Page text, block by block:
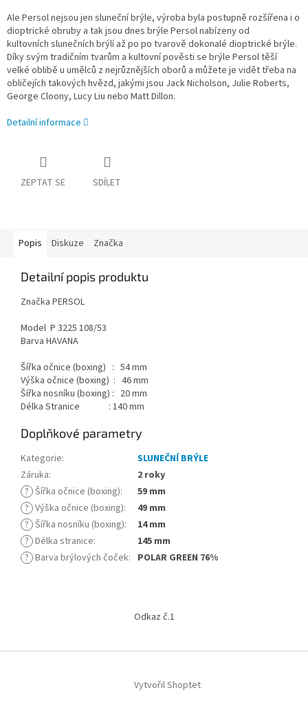
Ale Persol nejsou jen sluneční brýle, výroba byla postupně rozšířena i o
dioptrické obruby a tak jsou dnes brýle Persol nabízeny od
kultovních slunečních brýlí až po po tvarově dokonalé dioptrické brýle.
Díky svým tradičním tvarům a kultovní pověsti se brýle Persol těší
velké oblibě u umělců z nejrůznějších oborů a můžete je vidět třeba na
obličejích takových hvězd, jakými jsou Jack Nicholson, Julie Roberts,
George Cloony, Lucy Liu nebo Matt Dillon.
Detailní informace
ZEPTAT SE SDÍLET
Popis Diskuze Značka
Detailní popis produktu
Značka PERSOL
Model P 3225 108/53
Barva HAVANA
Šířka očnice (boxing) : 54 mm
Výška očnice (boxing) : 46 mm
Šířka nosníku (boxing) : 20 mm
Délka Stranice : 140 mm
Doplňkové parametry
Kategorie:
SLUNEČNÍ BRÝLE
Záruka:
2 roky
? Šířka očnice (boxing):
59 mm
? Výška očnice (boxing):
49 mm
? Šířka nosníku (boxing):
14 mm
? Délka stranice:
145 mm
? Barva brýlových čoček: POLAR GREEN 76%
Odkaz č.1
Vytvořil Shoptet